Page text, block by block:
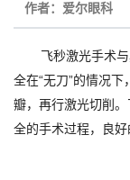
作者：爱尔眼科
飞秒激光手术与
全在“无刀”的情况
瓣，再行激光切削
全的手术过程，良好